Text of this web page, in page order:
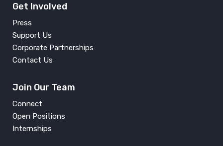
Get Involved
Press
Support Us
Corporate Partnerships
Contact Us
Join Our Team
Connect
Open Positions
Internships